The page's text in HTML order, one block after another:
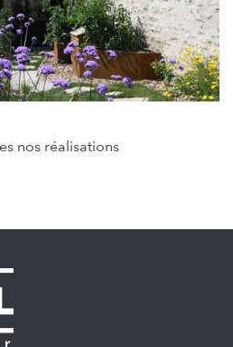
nos réalisations